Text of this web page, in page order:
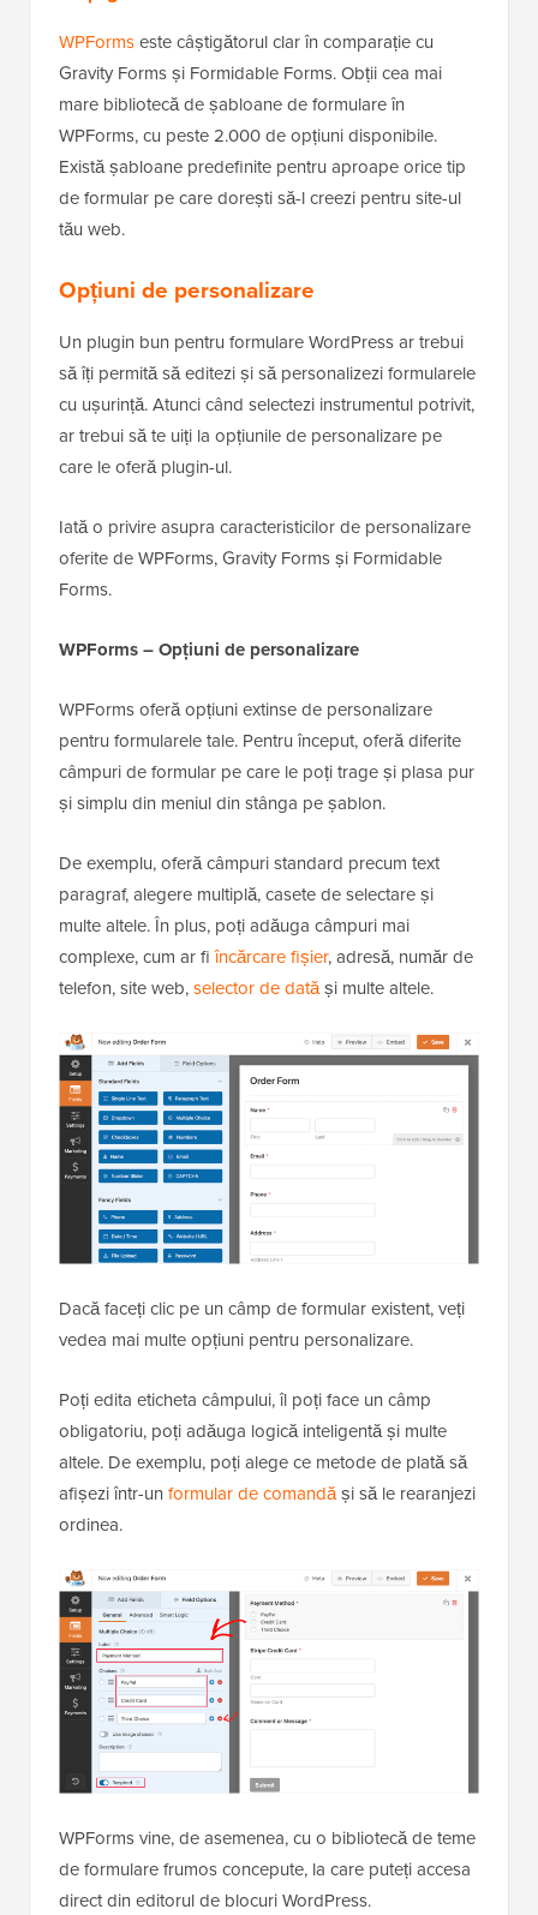
WPFormseste câștigătorul clar în comparație cu
Gravity Forms și Formidable Forms. Obții cea mai
mare bibliotecă de șabloane de formulare în
WPForms, cu peste 2.000 de opțiuni disponibile.
Există șabloane predefinite pentru aproape orice tip
de formular pe care dorești să-l creezi pentru site-ul
tău web.
Opțiuni de personalizare
Un plugin bun pentru formulare WordPress ar trebui
să îți permită să editezi și să personalizezi formularele
cu ușurință. Atunci când selectezi instrumentul potrivit,
ar trebui să te uiți la opțiunile de personalizare pe
care le oferă plugin-ul.
Iată o privire asupra caracteristicilor de personalizare
oferite de WPForms, Gravity Forms și Formidable
Forms.
WPForms – Opțiuni de personalizare
WPForms oferă opțiuni extinse de personalizare
pentru formularele tale. Pentru început, oferă diferite
câmpuri de formular pe care le poți trage și plasa pur
și simplu din meniul din stânga pe șablon.
De exemplu, oferă câmpuri standard precum text
paragraf, alegere multiplă, casete de selectare și
multe altele. În plus, poți adăuga câmpuri mai
complexe, cum ar fi încărcare fișier, adresă, număr de
telefon, site web,selector de datăși multe altele.
Dacă faceți clic pe un câmp de formular existent, veți
vedea mai multe opțiuni pentru personalizare.
Poți edita eticheta câmpului, îl poți face un câmp
obligatoriu, poți adăuga logică inteligentă și multe
altele. De exemplu, poți alege ce metode de plată să
afișezi într-un formular de comandăși să le rearanjezi
ordinea.
WPForms vine, de asemenea, cu o bibliotecă de teme
de formulare frumos concepute, la care puteți accesa
direct din editorul de blocuri WordPress.